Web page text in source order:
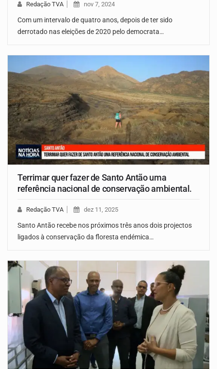
Redação TVA nov 7, 2024
Com um intervalo de quatro anos, depois de ter sido
derrotado nas eleições de 2020 pelo democrata…
Terrimar quer fazer de Santo Antão uma
referência nacional de conservação ambiental.
Redação TVA dez 11, 2025
Santo Antão recebe nos próximos três anos dois projectos
ligados à conservação da floresta endémica…